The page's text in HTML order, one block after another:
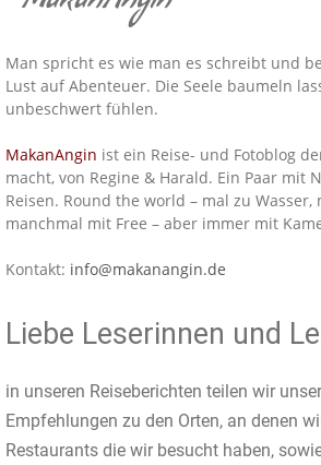
Man spricht es wie man es schreibt und
Lust auf Abenteuer. Die Seele baumeln
unbeschwert fühlen.
MakanAngin ist ein Reise- und Fotoblog
macht, von Regine & Harald. Ein Paar mit
Reisen. Round the world – mal zu Wasser,
manchmal mit Free – aber immer mit
Kontakt: info@makanangin.de
Liebe Leserinnen und
in unseren Reiseberichten teilen wir
Empfehlungen zu den Orten, an denen
Restaurants die wir besucht haben,